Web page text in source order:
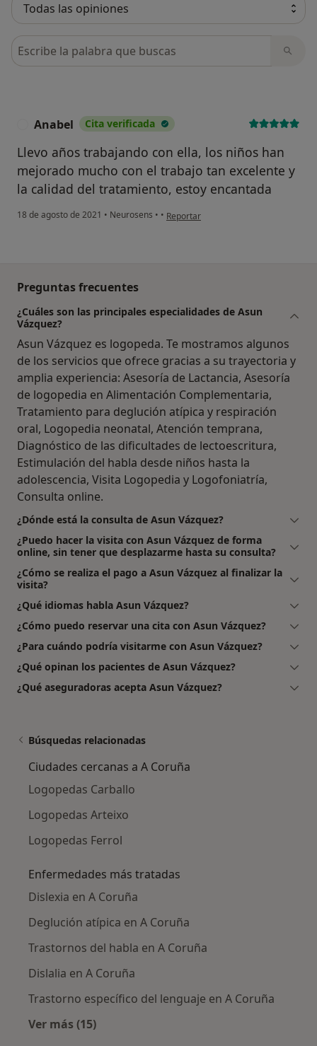
Busca en opiniones
Anabel Cita verificada
Llevo años trabajando con ella, los niños han
mejorado mucho con el trabajo tan excelente y
la calidad del tratamiento, estoy encantada
18 de agosto de 2021 • Neurosens • • en opinión del usuario Anabel
Reportar
Preguntas frecuentes
¿Cuáles son las principales especialidades de Asun
Vázquez?
Asun Vázquez es logopeda. Te mostramos algunos
de los servicios que ofrece gracias a su trayectoria y
amplia experiencia: Asesoría de Lactancia, Asesoría
de logopedia en Alimentación Complementaria,
Tratamiento para deglución atípica y respiración
oral, Logopedia neonatal, Atención temprana,
Diagnóstico de las dificultades de lectoescritura,
Estimulación del habla desde niños hasta la
adolescencia, Visita Logopedia y Logofoniatría,
Consulta online.
¿Dónde está la consulta de Asun Vázquez?
¿Puedo hacer la visita con Asun Vázquez de forma
online, sin tener que desplazarme hasta su consulta?
¿Cómo se realiza el pago a Asun Vázquez al finalizar la
visita?
¿Qué idiomas habla Asun Vázquez?
¿Cómo puedo reservar una cita con Asun Vázquez?
¿Para cuándo podría visitarme con Asun Vázquez?
¿Qué opinan los pacientes de Asun Vázquez?
¿Qué aseguradoras acepta Asun Vázquez?
Búsquedas relacionadas
Ciudades cercanas a A Coruña
Logopedas Carballo
Logopedas Arteixo
Logopedas Ferrol
Enfermedades más tratadas
Dislexia en A Coruña
Deglución atípica en A Coruña
Trastornos del habla en A Coruña
Dislalia en A Coruña
Trastorno específico del lenguaje en A Coruña
Ver más (15)